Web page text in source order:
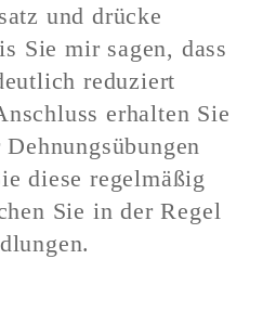
und drücke
Sie mir sagen, dass
reduziert
erhalten Sie
diese regelmäßig
Sie in der Regel